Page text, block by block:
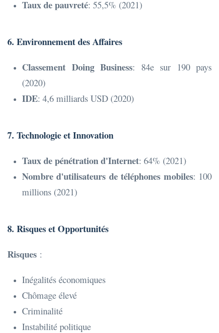
Taux de pauvreté: 55,5% (2021)
6. Environnement des Affaires
Classement Doing Business: 84e sur 190 pays
(2020)
IDE: 4,6 milliards USD (2020)
7. Technologie et Innovation
Taux de pénétration d'Internet: 64% (2021)
Nombre d'utilisateurs de téléphones mobiles: 100
millions (2021)
8. Risques et Opportunités
Risques :
Inégalités économiques
Chômage élevé
Criminalité
Instabilité politique